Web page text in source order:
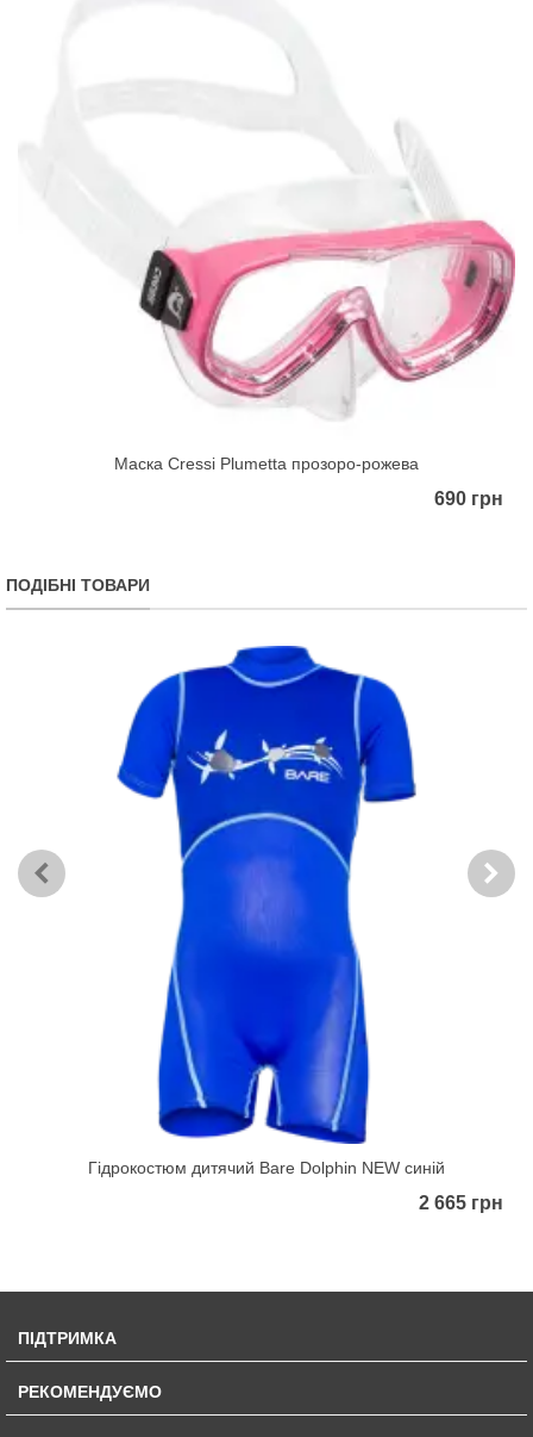
Маска Cressi Plumetta прозоро-рожева
690 грн
ПОДІБНІ ТОВАРИ
Гідрокостюм дитячий Bare Dolphin NEW синій
2 665 грн
ПІДТРИМКА
РЕКОМЕНДУЄМО